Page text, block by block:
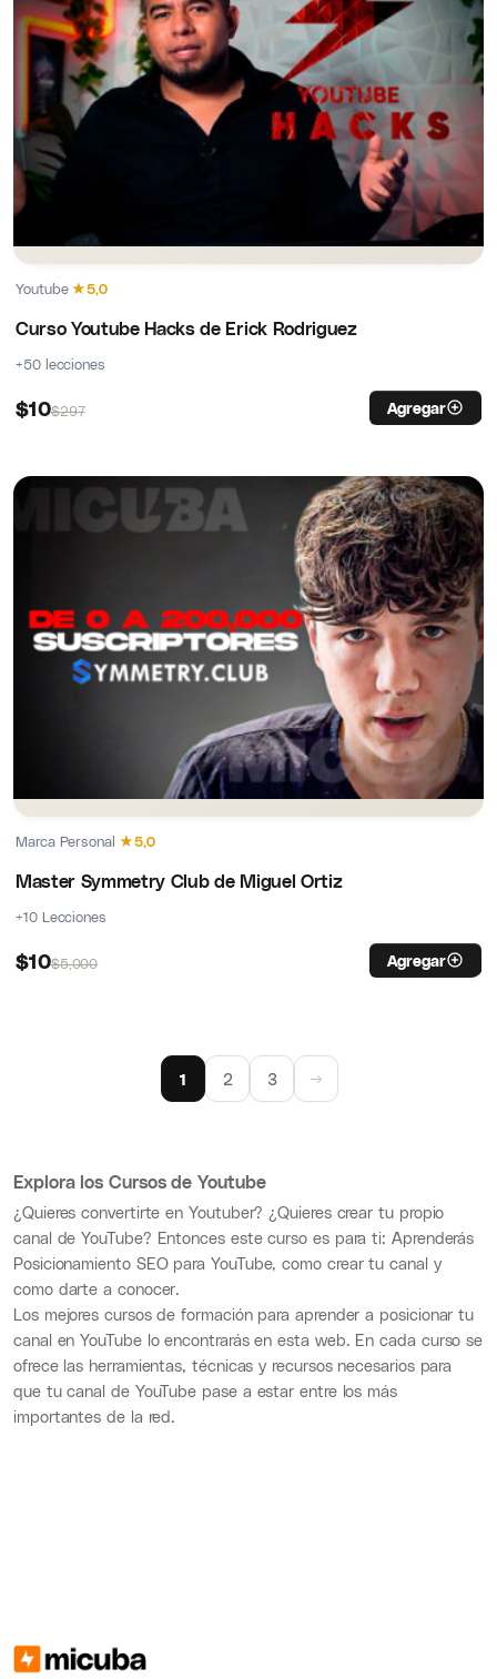
Youtube·★5,0
Curso Youtube Hacks de Erick Rodriguez
+50 lecciones
$10$297 Agregar
Marca Personal·★5,0
Master Symmetry Club de Miguel Ortiz
+10 Lecciones
$10$5,000 Agregar
1 2 3 →
Explora los Cursos de Youtube
¿Quieres convertirte en Youtuber? ¿Quieres crear tu propio
canal de YouTube? Entonces este curso es para ti: Aprenderás
Posicionamiento SEO para YouTube, como crear tu canal y
como darte a conocer.
Los mejores cursos de formación para aprender a posicionar tu
canal en YouTube lo encontrarás en esta web. En cada curso se
ofrece las herramientas, técnicas y recursos necesarios para
que tu canal de YouTube pase a estar entre los más
importantes de la red.